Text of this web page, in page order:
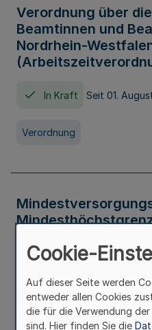
Verordnung über
Beamtinnen und
Nordrhein-
In Kraft Seit 01.
Verordnung
Verwaltungsvorschrift
Cookie-
Auf dieser Seite werden
entweder allen Cookies
die für die Verwendung
sind. Hier finden Sie die